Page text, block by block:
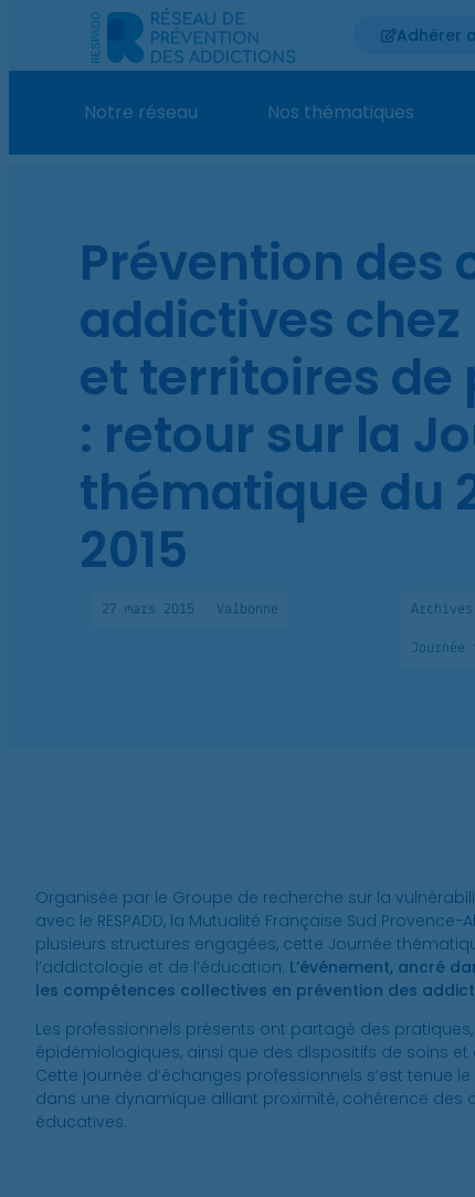
Adhérer
Notre réseau Nos thématiques
Prévention des
addictives chez
et territoires de
: retour sur la
thématique du
2015
27 mars 2015 Valbonne Archives
Journée
Organisée par le Groupe de recherche sur la
avec le RESPADD, la Mutualité Française Sud
plusieurs structures engagées, cette Journée
l’addictologie et de l’éducation. L’événement, ancré
les compétences collectives en prévention des
Les professionnels présents ont partagé des
épidémiologiques, ainsi que des dispositifs de soins
Cette journée d’échanges professionnels s’est tenue
dans une dynamique alliant proximité, cohérence
éducatives.